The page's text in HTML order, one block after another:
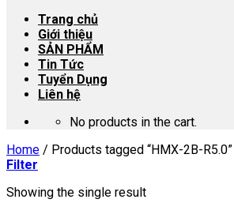
Trang chủ
Giới thiệu
SẢN PHẨM
Tin Tức
Tuyển Dụng
Liên hệ
No products in the cart.
Home / Products tagged “HMX-2B-R5.0”
Filter
Showing the single result